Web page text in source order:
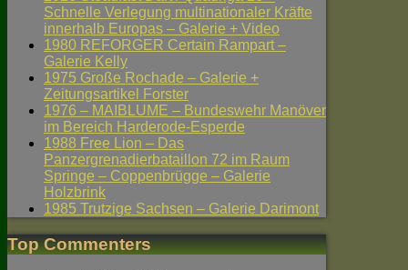
Schnelle Verlegung multinationaler Kräfte
innerhalb Europas – Galerie + Video
1980 REFORGER Certain Rampart –
Galerie Kelly
1975 Große Rochade – Galerie +
Zeitungsartikel Forster
1976 – MAIBLUME – Bundeswehr Manöver
im Bereich Harderode-Esperde
1988 Free Lion – Das
Panzergrenadierbataillon 72 im Raum
Springe – Coppenbrügge – Galerie
Holzbrink
1985 Trutzige Sachsen – Galerie Darimont
Top Commenters